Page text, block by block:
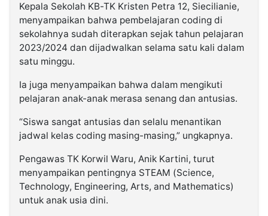
Kepala Sekolah KB-TK Kristen Petra 12, Siecilianie,
menyampaikan bahwa pembelajaran coding di
sekolahnya sudah diterapkan sejak tahun pelajaran
2023/2024 dan dijadwalkan selama satu kali dalam
satu minggu.
Ia juga menyampaikan bahwa dalam mengikuti
pelajaran anak-anak merasa senang dan antusias.
“Siswa sangat antusias dan selalu menantikan
jadwal kelas coding masing-masing,” ungkapnya.
Pengawas TK Korwil Waru, Anik Kartini, turut
menyampaikan pentingnya STEAM (Science,
Technology, Engineering, Arts, and Mathematics)
untuk anak usia dini.